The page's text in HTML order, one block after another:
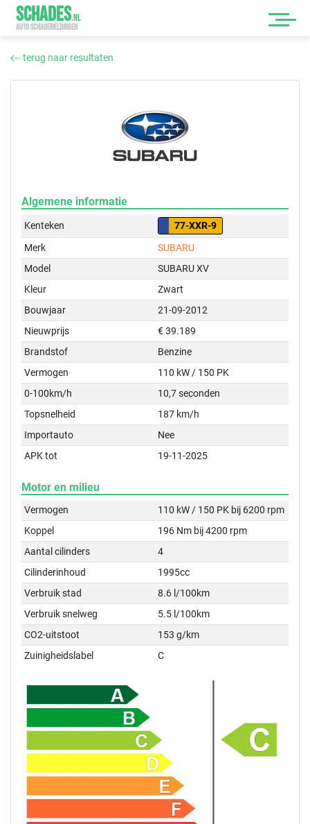
SCHADES.NL
AUTO SCHADEMELDINGEN
terug naar resultaten
Algemene informatie
Kenteken
77-XXR-9
Merk
SUBARU
Model
SUBARU XV
Kleur
Zwart
Bouwjaar
21-09-2012
Nieuwprijs
€ 39.189
Brandstof
Benzine
Vermogen
110 kW / 150 PK
0-100km/h
10,7 seconden
Topsnelheid
187 km/h
Importauto
Nee
APK tot
19-11-2025
Motor en milieu
Vermogen
110 kW / 150 PK bij 6200 rpm
Koppel
196 Nm bij 4200 rpm
Aantal cilinders
4
Cilinderinhoud
1995cc
Verbruik stad
8.6 l/100km
Verbruik snelweg
5.5 l/100km
CO2-uitstoot
153 g/km
Zuinigheidslabel
C